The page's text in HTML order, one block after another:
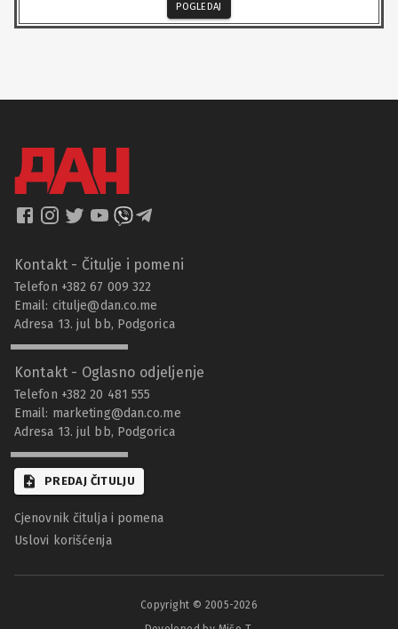
POGLEDAJ
Kontakt - Čitulje i pomeni
Telefon +382 67 009 322
Email: citulje@dan.co.me
Adresa 13. jul bb, Podgorica
Kontakt - Oglasno odjeljenje
Telefon +382 20 481 555
Email: marketing@dan.co.me
Adresa 13. jul bb, Podgorica
PREDAJ ČITULJU
Cjenovnik čitulja i pomena
Uslovi korišćenja
Copyright © 2005-2026